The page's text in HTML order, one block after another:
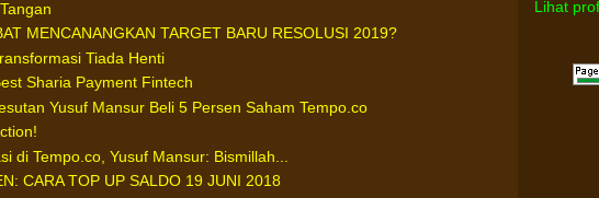
MENCANANGKAN TARGET BARU RESOLUSI 2019?
Tiada Henti
Sharia Payment Fintech
Yusuf Mansur Beli 5 Persen Saham Tempo.co
di Tempo.co, Yusuf Mansur: Bismillah...
CARA TOP UP SALDO 19 JUNI 2018
Lihat